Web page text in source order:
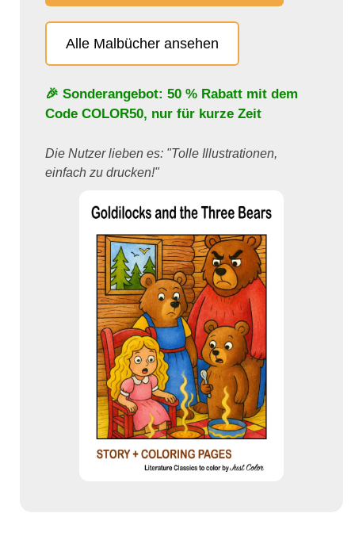
Alle Malbücher ansehen
🎉 Sonderangebot: 50 % Rabatt mit dem
Code COLOR50, nur für kurze Zeit
Die Nutzer lieben es: "Tolle Illustrationen,
einfach zu drucken!"